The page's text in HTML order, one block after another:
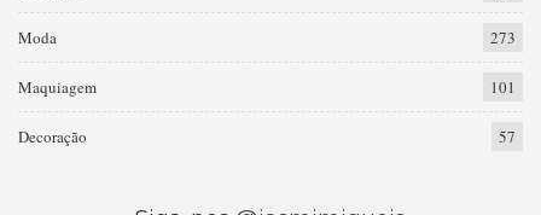
Moda 273
Maquiagem 101
Decoração 57